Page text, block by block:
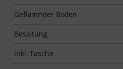
Geflammter Boden
Besaitung
inkl. Tasche